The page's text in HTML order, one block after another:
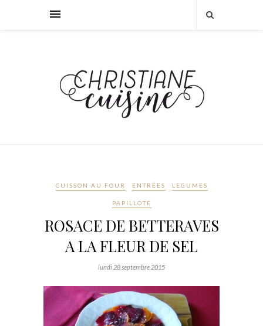
CUISSON AU FOUR ENTRÉES LEGUMES
PAPILLOTE
ROSACE DE BETTERAVES
A LA FLEUR DE SEL
lundi 28 septembre 2015